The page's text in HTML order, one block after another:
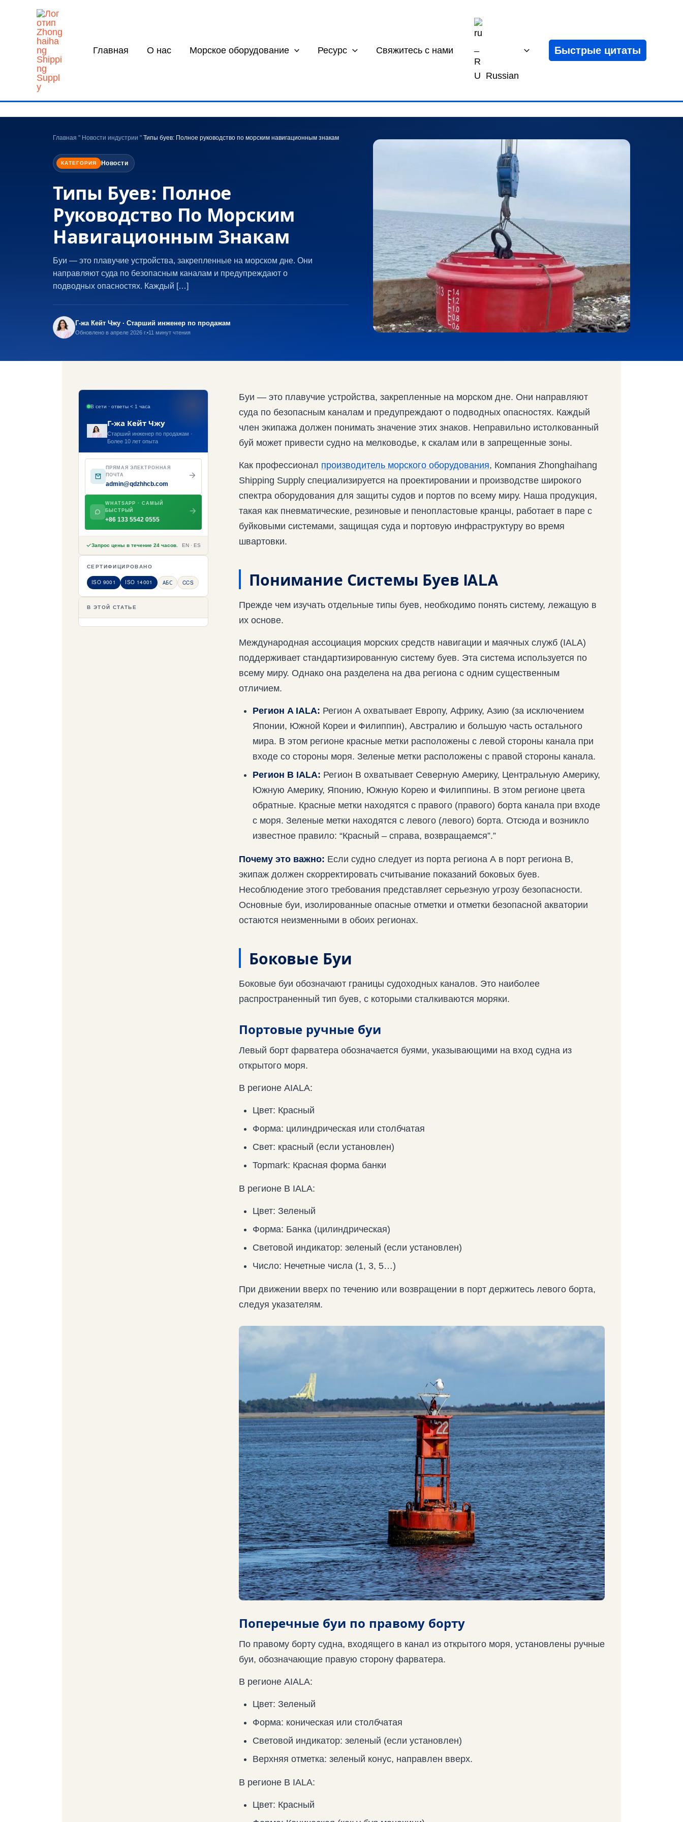
содержанию
Главная
О нас Морское оборудование Ресурс Свяжитесь с нами
Russian
Быстрые цитаты
Главная " Новости индустрии " Типы буев: Полное руководство по морским навигационным знакам
КАТЕГОРИЯ Новости
Типы Буев: Полное
Руководство По Морским
Навигационным Знакам
Буи — это плавучие устройства, закрепленные на морском дне. Они
направляют суда по безопасным каналам и предупреждают о
подводных опасностях. Каждый […]
Г-жа Кейт Чжу · Старший инженер по продажам
Обновлено в апреле 2026 г. 11 минут чтения
В сети · ответы < 1 часа
Г-жа Кейт Чжу
Старший инженер по продажам ·
Более 10 лет опыта
ПРЯМАЯ ЭЛЕКТРОННАЯ
ПОЧТА
admin@qdzhhcb.com
WHATSAPP · САМЫЙ
БЫСТРЫЙ
+86 133 5542 0555
Запрос цены в течение 24 часов. EN · ES
СЕРТИФИЦИРОВАНО
ISO 9001 ISO 14001 АБС CCS
В ЭТОЙ СТАТЬЕ
Буи — это плавучие устройства, закрепленные на морском дне. Они направляют
суда по безопасным каналам и предупреждают о подводных опасностях. Каждый
член экипажа должен понимать значение этих знаков. Неправильно истолкованный
буй может привести судно на мелководье, к скалам или в запрещенные зоны.
Как профессионал производитель морского оборудования, Компания Zhonghaihang
Shipping Supply специализируется на проектировании и производстве широкого
спектра оборудования для защиты судов и портов по всему миру. Наша продукция,
такая как пневматические, резиновые и пенопластовые кранцы, работает в паре с
буйковыми системами, защищая суда и портовую инфраструктуру во время
швартовки.
Понимание Системы Буев IALA
Прежде чем изучать отдельные типы буев, необходимо понять систему, лежащую в
их основе.
Международная ассоциация морских средств навигации и маячных служб (IALA)
поддерживает стандартизированную систему буев. Эта система используется по
всему миру. Однако она разделена на два региона с одним существенным
отличием.
Регион A IALA: Регион А охватывает Европу, Африку, Азию (за исключением
Японии, Южной Кореи и Филиппин), Австралию и большую часть остального
мира. В этом регионе красные метки расположены с левой стороны канала при
входе со стороны моря. Зеленые метки расположены с правой стороны канала.
Регион B IALA: Регион B охватывает Северную Америку, Центральную Америку,
Южную Америку, Японию, Южную Корею и Филиппины. В этом регионе цвета
обратные. Красные метки находятся с правого (правого) борта канала при входе
с моря. Зеленые метки находятся с левого (левого) борта. Отсюда и возникло
известное правило: “Красный – справа, возвращаемся”.”
Почему это важно: Если судно следует из порта региона А в порт региона В,
экипаж должен скорректировать считывание показаний боковых буев.
Несоблюдение этого требования представляет серьезную угрозу безопасности.
Основные буи, изолированные опасные отметки и отметки безопасной акватории
остаются неизменными в обоих регионах.
Боковые Буи
Боковые буи обозначают границы судоходных каналов. Это наиболее
распространенный тип буев, с которыми сталкиваются моряки.
Портовые ручные буи
Левый борт фарватера обозначается буями, указывающими на вход судна из
открытого моря.
В регионе AIALA:
Цвет: Красный
Форма: цилиндрическая или столбчатая
Свет: красный (если установлен)
Topmark: Красная форма банки
В регионе B IALA:
Цвет: Зеленый
Форма: Банка (цилиндрическая)
Световой индикатор: зеленый (если установлен)
Число: Нечетные числа (1, 3, 5…)
При движении вверх по течению или возвращении в порт держитесь левого борта,
следуя указателям.
Поперечные буи по правому борту
По правому борту судна, входящего в канал из открытого моря, установлены ручные
буи, обозначающие правую сторону фарватера.
В регионе AIALA:
Цвет: Зеленый
Форма: коническая или столбчатая
Световой индикатор: зеленый (если установлен)
Верхняя отметка: зеленый конус, направлен вверх.
В регионе B IALA:
Цвет: Красный